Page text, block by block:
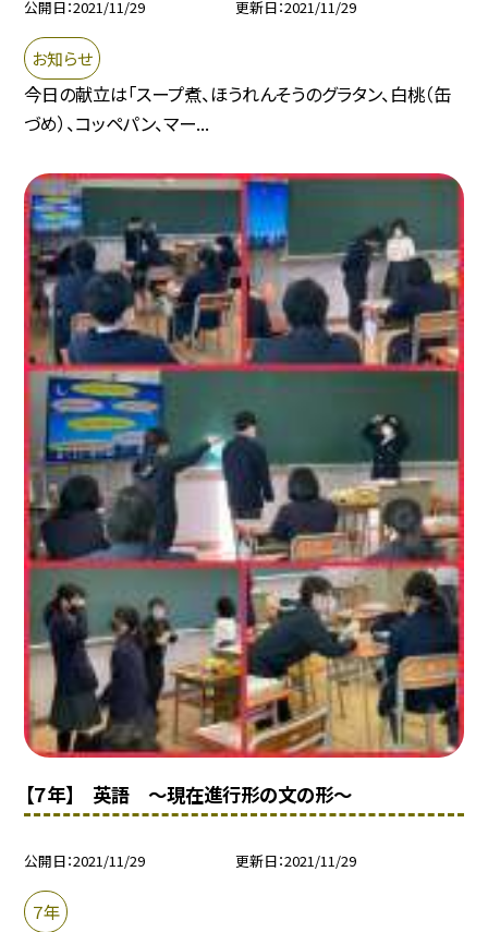
公開日 2021/11/29 更新日 2021/11/29
お知らせ
今日の献立は「スープ煮、ほうれんそうのグラタン、白桃（缶
づめ）、コッペパン、マー...
【７年】 英語 〜現在進行形の文の形〜
公開日 2021/11/29 更新日 2021/11/29
７年